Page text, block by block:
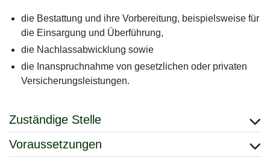
die Bestattung und ihre Vorbereitung, beispielsweise für
die Einsargung und Überführung,
die Nachlassabwicklung sowie
die Inanspruchnahme von gesetzlichen oder privaten
Versicherungsleistungen.
Zuständige Stelle
Voraussetzungen